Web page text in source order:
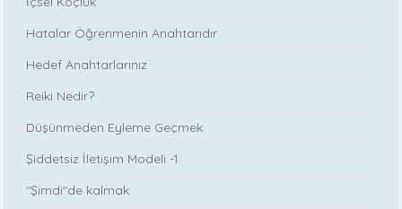
Hatalar Öğrenmenin Anahtarıdır
Hedef Anahtarlarınız
Reiki Nedir?
Düşünmeden Eyleme Geçmek
Şiddetsiz İletişim Modeli -1
"Şimdi"de kalmak